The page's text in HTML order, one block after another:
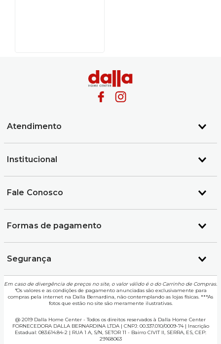
Atendimento
Institucional
Fale Conosco
Formas de pagamento
Segurança
Em caso de divergência de preços no site, o valor válido é o do Carrinho de Compras.
*Os valores e as condições de pagamento anunciadas são exclusivamente para
compras pela internet na Dalla Bernardina, não contemplando as lojas físicas. ***As
fotos que estão no site são meramente ilustrativas.
@ 2019 Dalla Home Center - Todos os direitos reservados à Dalla Home Center
FORNECEDORA DALLA BERNARDINA LTDA | CNPJ: 00.337.010/0009-74 | Inscrição
Estadual: 083.614.84-2 | RUA 1 A, S/N, SETOR 11 - Bairro CIVIT II, SERRA, ES, CEP:
29168063